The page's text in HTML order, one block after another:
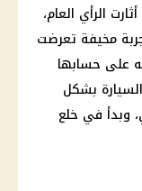
الرأي العام،
مخيفة تعرضت
على حسابها
بشكل
وبدأ في خلع